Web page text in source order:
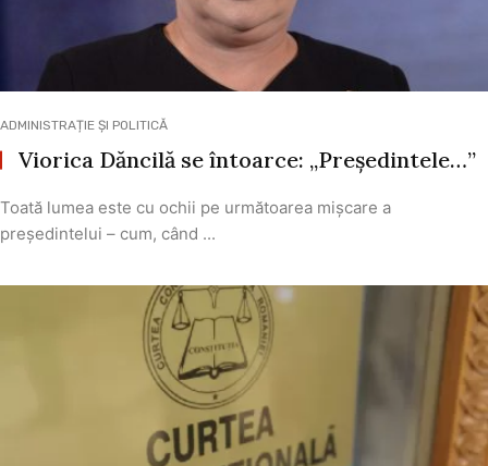
ADMINISTRAȚIE ȘI POLITICĂ
Viorica Dăncilă se întoarce: „Președintele…”
Toată lumea este cu ochii pe următoarea mișcare a
președintelui – cum, când ...